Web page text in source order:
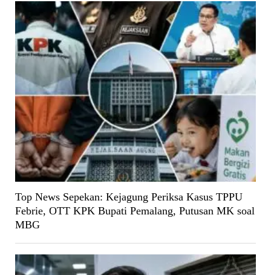
Top News Sepekan: Kejagung Periksa Kasus TPPU
Febrie, OTT KPK Bupati Pemalang, Putusan MK soal
MBG